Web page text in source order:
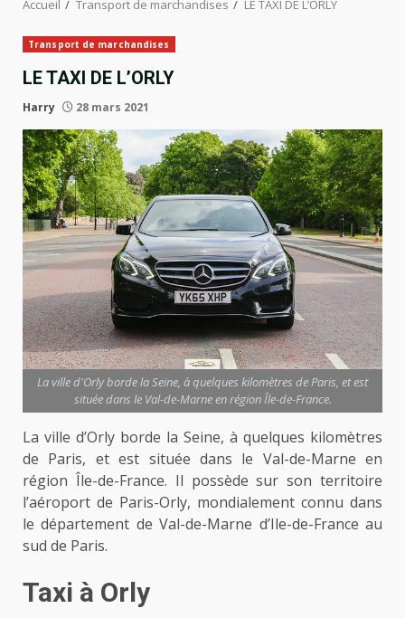
Accueil Transport de marchandises LE TAXI DE L’ORLY
Transport de marchandises
LE TAXI DE L’ORLY
Harry 28 mars 2021
La ville d'Orly borde la Seine, à quelques kilomètres de Paris, et est
située dans le Val-de-Marne en région Île-de-France.
La ville d’Orly borde la Seine, à quelques kilomètres
de Paris, et est située dans le Val-de-Marne en
région Île-de-France. Il possède sur son territoire
l’aéroport de Paris-Orly, mondialement connu dans
le département de Val-de-Marne d’Ile-de-France au
sud de Paris.
Taxi à Orly